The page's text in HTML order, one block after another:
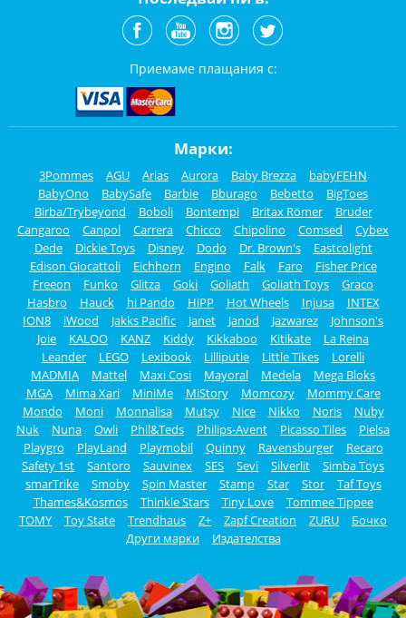
Приемаме плащания с:
Марки:
3Pommes AGU Arias Aurora Baby Brezza
babyFEHN
BabyOno
BabySafe Barbie Bburago Bebetto
BigToes
Birba/Trybeyond
Boboli Bontempi Britax Römer
Bruder
Cangaroo
Canpol Carrera Chicco Chipolino Comsed
Cybex
Dede
Dickie Toys Disney Dodo Dr. Brown's
Eastcolight
Edison Giocattoli
Eichhorn Engino Falk Faro
Fisher Price
Freeon
Funko Glitza Goki Goliath Goliath Toys
Graco
Hasbro
Hauck hi Pando HiPP Hot Wheels Injusa
INTEX
ION8
iWood Jakks Pacific Janet Janod Jazwarez
Johnson's
Joie
KALOO KANZ Kiddy Kikkaboo Kitikate
La Reina
Leander
LEGO Lexibook Lilliputie Little Tikes
Lorelli
MADMIA
Mattel Maxi Cosi Mayoral Medela
Mega Bloks
MGA
Mima Xari MiniMe MiStory Momcozy
Mommy Care
Mondo
Moni Monnalisa Mutsy Nice Nikko Noris
Nuby
Nuk
Nuna Owli Phil&Teds Philips-Avent Picasso Tiles
Pielsa
Playgro
PlayLand Playmobil Quinny Ravensburger
Recaro
Safety 1st
Santoro Sauvinex SES Sevi Silverlit
Simba Toys
smarTrike
Smoby Spin Master Stamp Star Stor
Taf Toys
Thames&Kosmos
Thinkle Stars Tiny Love
Tommee Tippee
TOMY
Toy State Trendhaus Z+ Zapf Creation ZURU
Бочко
Други марки
Издателства